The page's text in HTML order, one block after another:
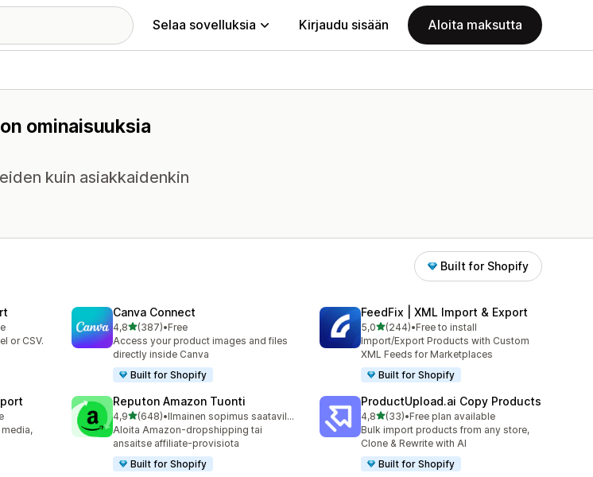
Selaa sovelluksia Kirjaudu sisään Aloita maksutta
ominaisuuksia
kuin asiakkaidenkin
Built for Shopify
or CSV.
Canva Connect
4,8/ 5 tähteä
(387)
387 arvostelua yhteensä
•Free
Access your product images and files
directly inside Canva
Built for Shopify
FeedFix | XML Import & Export
5,0/ 5 tähteä
(244)
244 arvostelua yhteensä
•Free to install
Import/Export Products with Custom
XML Feeds for Marketplaces
Built for Shopify
Reputon Amazon Tuonti
4,9/ 5 tähteä
(648)
648 arvostelua yhteensä
•
Ilmainen sopimus saatavilla
Aloita Amazon-dropshipping tai
ansaitse affiliate-provisiota
Built for Shopify
ProductUpload.ai Copy Products
4,8/ 5 tähteä
(33)
33 arvostelua yhteensä
•Free plan available
Bulk import products from any store,
Clone & Rewrite with AI
Built for Shopify